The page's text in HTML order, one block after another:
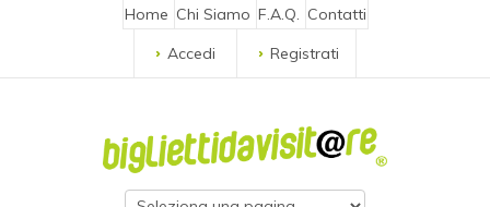
Home Chi Siamo F.A.Q. Contatti
Accedi
Registrati